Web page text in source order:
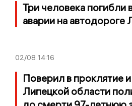
Три человека погибли
аварии на автодороге
02/08 14:16
Поверил в проклятие
Липецкой области